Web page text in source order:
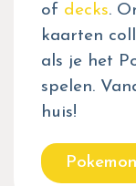
of decks.
kaarten
als je het
spelen.
huis!